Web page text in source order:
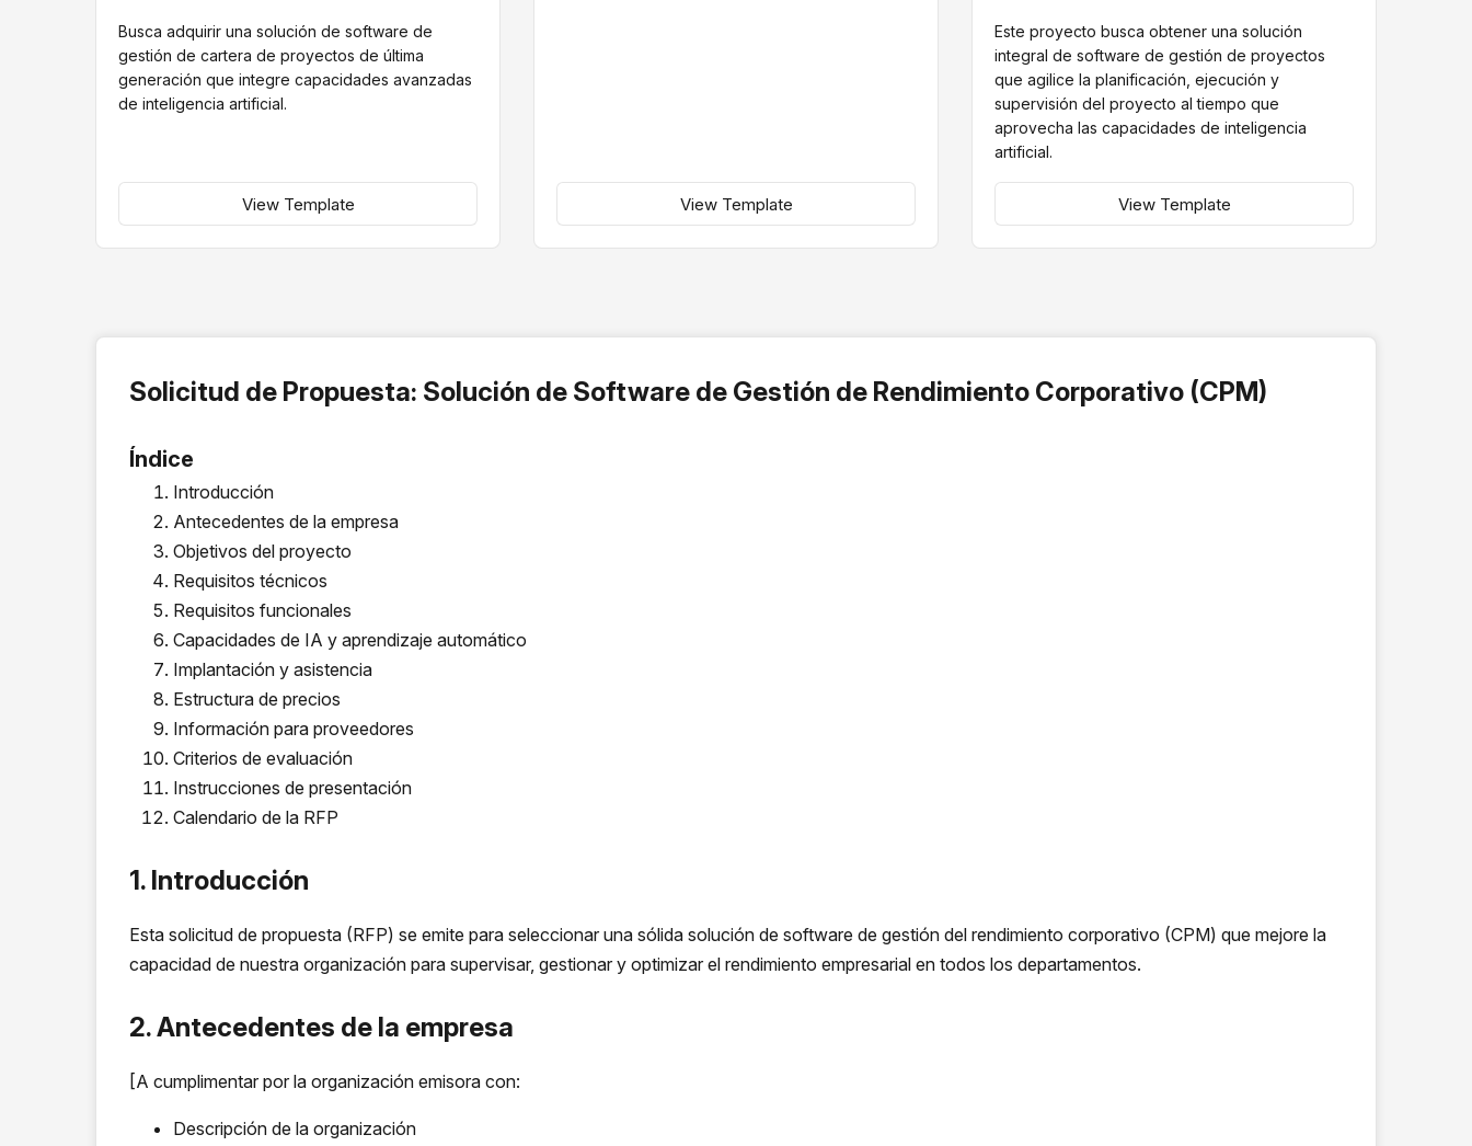
Busca adquirir una solución de software de
gestión de cartera de proyectos de última
generación que integre capacidades avanzadas
de inteligencia artificial.
View Template View Template
Este proyecto busca obtener una solución
integral de software de gestión de proyectos
que agilice la planificación, ejecución y
supervisión del proyecto al tiempo que
aprovecha las capacidades de inteligencia
artificial.
View Template
Solicitud de Propuesta: Solución de Software de Gestión de Rendimiento Corporativo (CPM)
Índice
Introducción
Antecedentes de la empresa
Objetivos del proyecto
Requisitos técnicos
Requisitos funcionales
Capacidades de IA y aprendizaje automático
Implantación y asistencia
Estructura de precios
Información para proveedores
Criterios de evaluación
Instrucciones de presentación
Calendario de la RFP
1. Introducción
Esta solicitud de propuesta (RFP) se emite para seleccionar una sólida solución de software de gestión del rendimiento corporativo (CPM) que mejore la
capacidad de nuestra organización para supervisar, gestionar y optimizar el rendimiento empresarial en todos los departamentos.
2. Antecedentes de la empresa
[A cumplimentar por la organización emisora con:
Descripción de la organización